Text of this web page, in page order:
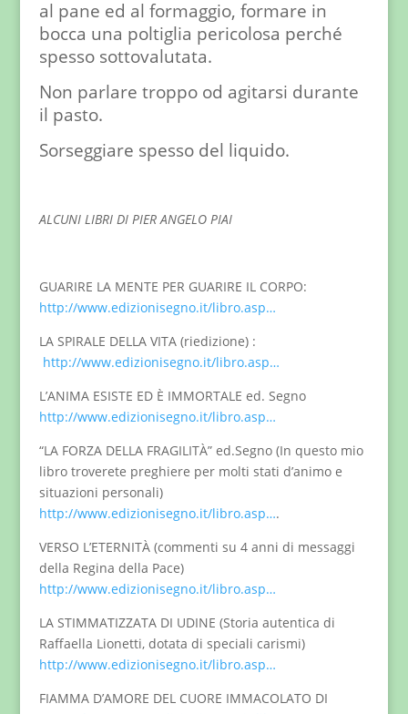
al pane ed al formaggio, formare in
bocca una poltiglia pericolosa perché
spesso sottovalutata.
Non parlare troppo od agitarsi durante
il pasto.
Sorseggiare spesso del liquido.
ALCUNI LIBRI DI PIER ANGELO PIAI
GUARIRE LA MENTE PER GUARIRE IL CORPO:
http://www.edizionisegno.it/libro.asp…
LA SPIRALE DELLA VITA (riedizione) :
http://www.edizionisegno.it/libro.asp…
L’ANIMA ESISTE ED È IMMORTALE ed. Segno
http://www.edizionisegno.it/libro.asp…
“LA FORZA DELLA FRAGILITÀ” ed.Segno (In questo mio
libro troverete preghiere per molti stati d’animo e
situazioni personali)
http://www.edizionisegno.it/libro.asp….
VERSO L’ETERNITÀ (commenti su 4 anni di messaggi
della Regina della Pace)
http://www.edizionisegno.it/libro.asp…
LA STIMMATIZZATA DI UDINE (Storia autentica di
Raffaella Lionetti, dotata di speciali carismi)
http://www.edizionisegno.it/libro.asp…
FIAMMA D’AMORE DEL CUORE IMMACOLATO DI